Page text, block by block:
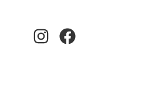
InstagramFacebook